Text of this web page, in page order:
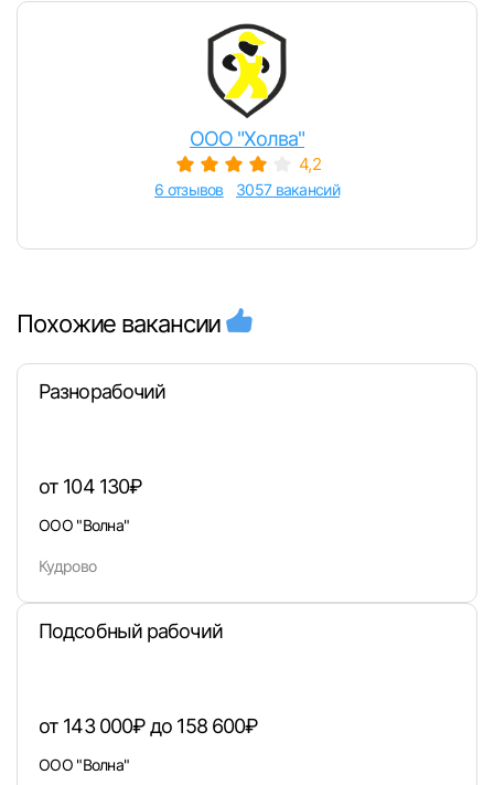
ООО "Холва"
4,2
6 отзывов 3057 вакансий
Похожие вакансии
Разнорабочий
от 104 130₽
ООО "Волна"
Кудрово
Подсобный рабочий
от 143 000₽ до 158 600₽
ООО "Волна"